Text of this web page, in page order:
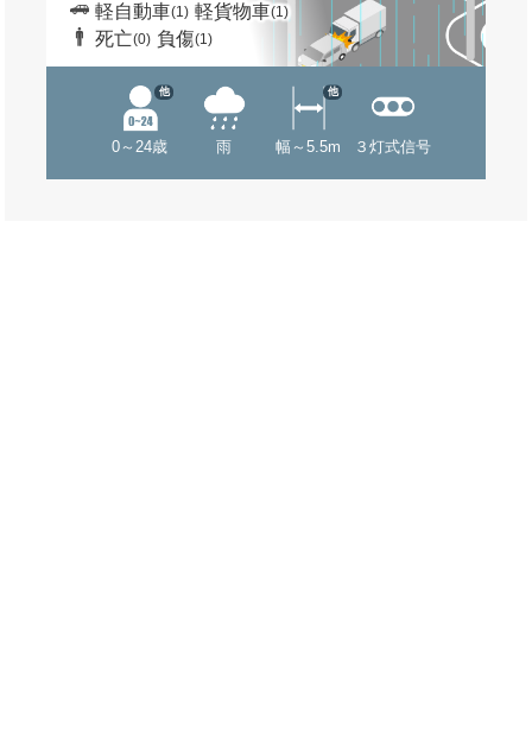
軽自動車(1) 軽貨物車(1)
死亡(0) 負傷(1)
0～24歳
他
雨 幅～5.5m
他
３灯式信号